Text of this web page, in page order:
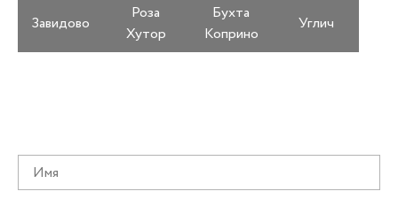
Завидово
Роза
Хутор
Бухта
Коприно
Углич